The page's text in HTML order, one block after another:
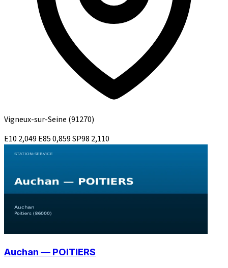
Vigneux-sur-Seine (91270)
E10 2,049 E850,859SP98 2,110
Auchan — POITIERS